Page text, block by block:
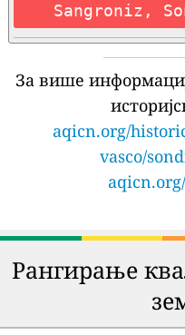
Sangroniz,
За више
aqicn.org/
vasco/
Рангирање